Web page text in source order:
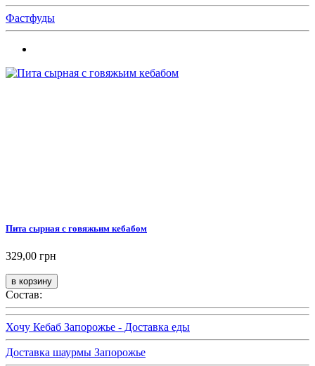
Фастфуды
Пита сырная с говяжьим кебабом
329,00 грн
Состав:
Хочу Кебаб Запорожье - Доставка еды
Доставка шаурмы Запорожье